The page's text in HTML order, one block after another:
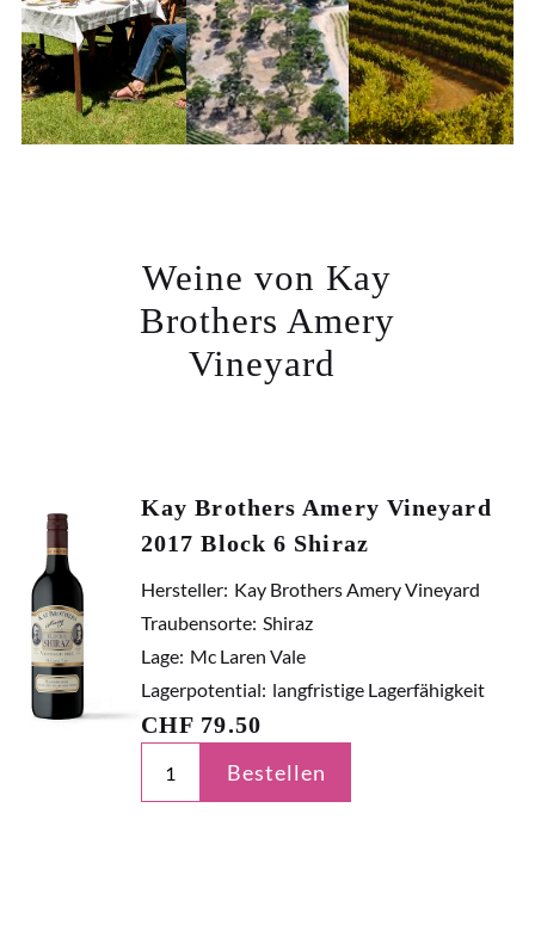
Weine von Kay
Brothers Amery
Vineyard
Kay Brothers Amery Vineyard
2017 Block 6 Shiraz
Hersteller: Kay Brothers Amery Vineyard
Traubensorte: Shiraz
Lage: Mc Laren Vale
Lagerpotential: langfristige Lagerfähigkeit
CHF 79.50
Bestellen